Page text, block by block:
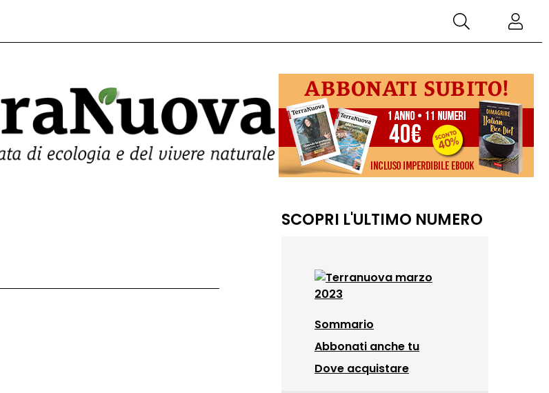
SCOPRI L'ULTIMO NUMERO
Sommario
Abbonati anche tu
Dove acquistare